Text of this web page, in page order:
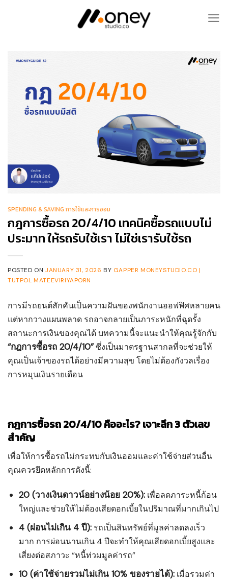
SPENDING & SAVING การใช้และการออม
กฎการซื้อรถ 20/4/10 เทคนิคซื้อรถแบบไม่
ประมาท ให้รถรับใช้เรา ไม่ใช่เรารับใช้รถ
POSTED ON JANUARY 31, 2026 BY GAPPER MONEYSTUDIO.CO |
TUTPOL MATEEVIRIYAPORN
การมีรถยนต์สักคันเป็นความฝันของพนักงานออฟฟิศหลายคน
แต่หากวางแผนพลาด รถอาจกลายเป็นภาระหนักที่ฉุดรั้ง
สถานะการเงินของคุณได้ บทความนี้จะแนะนำให้คุณรู้จักกับ
“กฎการซื้อรถ 20/4/10”ซึ่งเป็นมาตรฐานสากลที่จะช่วยให้
คุณเป็นเจ้าของรถได้อย่างมีความสุข โดยไม่ต้องกังวลเรื่อง
การหมุนเงินรายเดือน
กฎการซื้อรถ 20/4/10 คืออะไร? เจาะลึก 3 ตัวเลข
สำคัญ
เพื่อให้การซื้อรถไม่กระทบกับเงินออมและค่าใช้จ่ายส่วนอื่น
คุณควรยึดหลักการดังนี้:
20 (วางเงินดาวน์อย่างน้อย 20%): เพื่อลดภาระหนี้ก้อน
ใหญ่และช่วยให้ไม่ต้องเสียดอกเบี้ยในปริมาณที่มากเกินไป
4 (ผ่อนไม่เกิน 4 ปี): รถเป็นสินทรัพย์ที่มูลค่าลดลงเร็ว
มาก การผ่อนนานเกิน 4 ปีจะทำให้คุณเสียดอกเบี้ยสูงและ
เสี่ยงต่อสภาวะ “หนี้ท่วมมูลค่ารถ”
10 (ค่าใช้จ่ายรวมไม่เกิน 10% ของรายได้): เมื่อรวมค่า